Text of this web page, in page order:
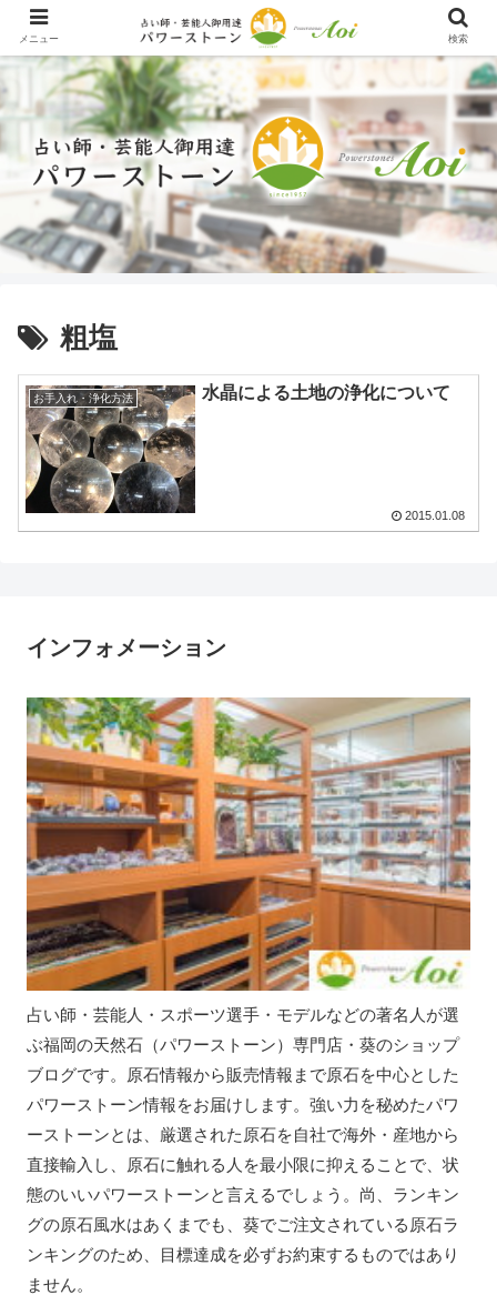
粗塩
お手入れ・浄化方法 水晶による土地の浄化について
2015.01.08
インフォメーション
占い師・芸能人・スポーツ選手・モデルなどの著名人が選
ぶ福岡の天然石（パワーストーン）専門店・葵のショップ
ブログです。原石情報から販売情報まで原石を中心とした
パワーストーン情報をお届けします。強い力を秘めたパワ
ーストーンとは、厳選された原石を自社で海外・産地から
直接輸入し、原石に触れる人を最小限に抑えることで、状
態のいいパワーストーンと言えるでしょう。尚、ランキン
グの原石風水はあくまでも、葵でご注文されている原石ラ
ンキングのため、目標達成を必ずお約束するものではあり
ません。
メニュー 検索